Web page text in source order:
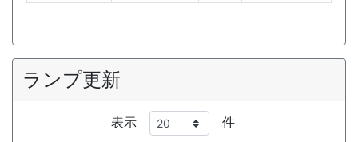
ランプ更新
表示 件